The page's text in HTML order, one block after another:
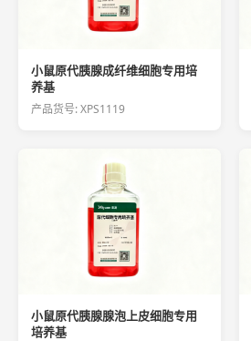
小鼠原代胰腺成纤维细胞专用培
养基
产品货号: XPS1119
小鼠原代胰腺腺泡上皮细胞专用
培养基